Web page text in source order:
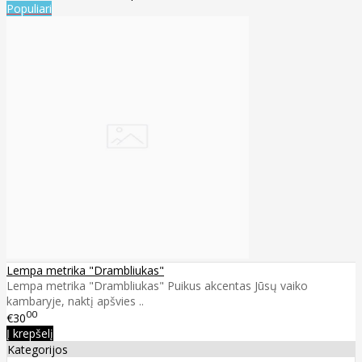
Populiari
Lempa metrika "Drambliukas"
Lempa metrika "Drambliukas" Puikus akcentas Jūsų vaiko
kambaryje, naktį apšvies ..
€3000
Į krepšelį
Kategorijos